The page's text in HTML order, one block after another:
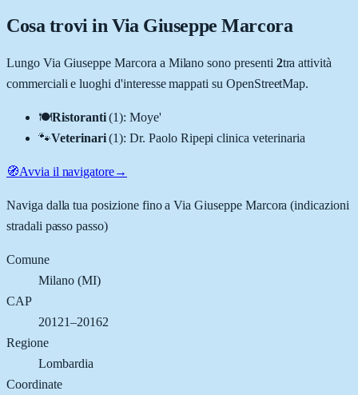
Cosa trovi in Via Giuseppe Marcora
Lungo Via Giuseppe Marcora a Milano sono presenti 2tra attività
commerciali e luoghi d'interesse mappati su OpenStreetMap.
🍽️Ristoranti (1):Moye'
🐾Veterinari (1):Dr. Paolo Ripepi clinica veterinaria
🧭Avvia il navigatore→
Naviga dalla tua posizione fino aVia Giuseppe Marcora (indicazioni
stradali passo passo)
Comune
Milano(MI)
CAP
20121–20162
Regione
Lombardia
Coordinate